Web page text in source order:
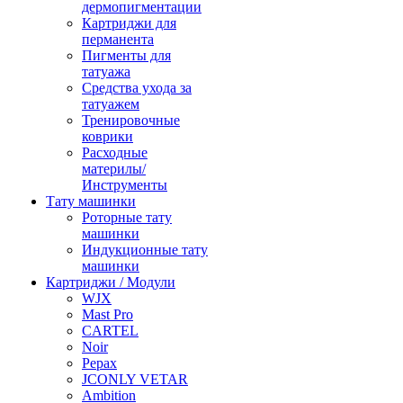
дермопигментации
Картриджи для
перманента
Пигменты для
татуажа
Средства ухода за
татуажем
Тренировочные
коврики
Расходные
материлы/
Инструменты
Тату машинки
Роторные тату
машинки
Индукционные тату
машинки
Картриджи / Модули
WJX
Mast Pro
CARTEL
Noir
Pepax
JCONLY VETAR
Ambition